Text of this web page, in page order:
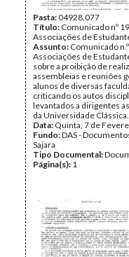
Pasta:04928.077
Título: Comunicado nº
Associações de
Assunto: Comunicado
Associações de
sobre a proibição de
assembleias e reuniões
alunos de diversas
criticando os autos
levantados a dirigentes
da Universidade Clássica.
Data: Quinta, 7 de
Fundo:DAS -
Sajara
Tipo Documental:
Página(s): 1